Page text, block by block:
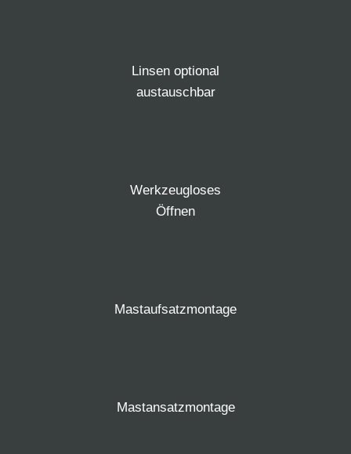
Linsen optional
austauschbar
Werkzeugloses
Öffnen
Mastaufsatzmontage
Mastansatzmontage